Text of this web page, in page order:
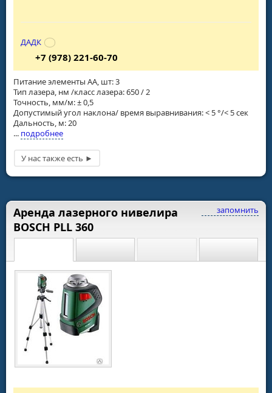
Питание элементы АА, шт: 3
Тип лазера, нм /класс лазера: 650 / 2
Точность, мм/м: ± 0,5
Допустимый угол наклона/ время выравнивания: < 5 °/< 5 сек
Дальность, м: 20
... подробнее
ДАДК
+7 (978) 221-60-70
запомнить
Аренда лазерного нивелира
BOSCH PLL 360